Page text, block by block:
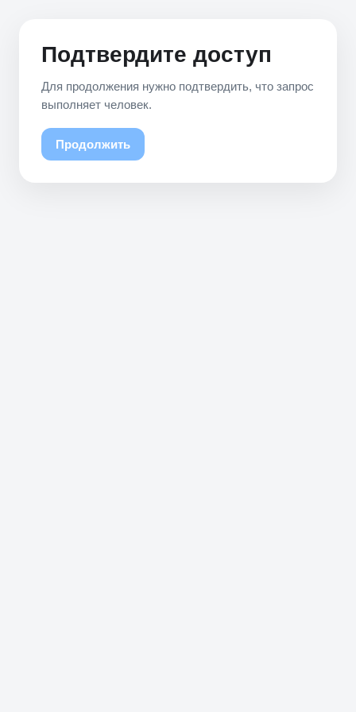
Подтвердите доступ
Для продолжения нужно подтвердить, что запрос
выполняет человек.
Продолжить